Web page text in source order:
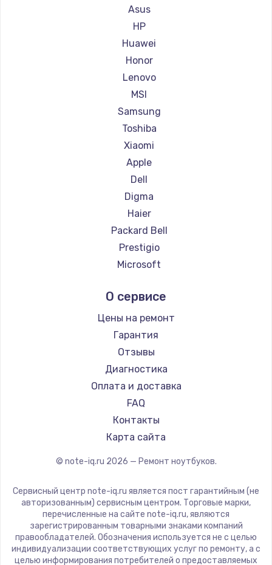
Ремонт ноутбуков Gigabyte
Ремонт ноутбуков Aorus
Ремонт ноутбуков Maibenben
Ремонт ноутбуков Getac
Ремонт ноутбуков Epson
Ремонт ноутбуков Philips
Ремонт ноутбуков LG
Ремонт ноутбуков Panasonic
Ремонт ноутбуков Irbis
Ремонт ноутбуков Thunderobot
Ремонт ноутбуков Hasee
Ремонт ноутбуков ZTE
Ремонт ноутбуков Hiper
Ремонт ноутбуков Evga
Ремонт ноутбуков Google
Ремонт ноутбуков Echips
Ремонт ноутбуков Predator
Ремонт ноутбуков iru
Ремонт ноутбуков Machenike
Ремонт ноутбуков DEXP
Ремонт ноутбуков Teclast
Ремонт ноутбуков CHUWI
Ремонт ноутбуков Colorful
Asus
HP
Huawei
Honor
Lenovo
MSI
Samsung
Toshiba
Xiaomi
Apple
Dell
Digma
Haier
Packard Bell
Prestigio
Microsoft
Aquarius
Gigabyte
Aorus
Maibenben
Getac
Epson
Philips
LG
Panasonic
ZTE
Hiper
Evga
Google
О сервисе
Цены на ремонт
Гарантия
Отзывы
Диагностика
Оплата и доставка
FAQ
Контакты
Карта сайта
© note-iq.ru 2026 — Ремонт ноутбуков.
Сервисный центр note-iq.ru является пост гарантийным (не
авторизованным) сервисным центром. Торговые марки,
перечисленные на сайте note-iq.ru, являются
зарегистрированным товарными знаками компаний
правообладателей. Обозначения используется не с целью
индивидуализации соответствующих услуг по ремонту, а с
целью информирования потребителей о предоставляемых